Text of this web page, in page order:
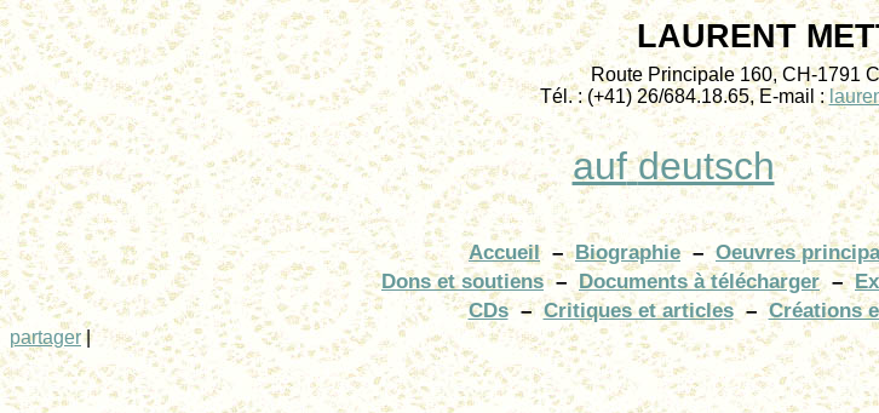
LAURENT
Route Principale 160, CH-1791
Tél. : (+41) 26/684.18.65, E-mail :
auf deutsch
Accueil – Biographie – Oeuvres
Dons et soutiens – Documents à télécharger –
CDs – Critiques et articles – Créations
partager |